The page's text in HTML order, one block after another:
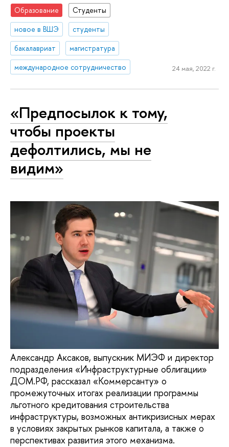
Образование
Студенты
новое в ВШЭ
студенты
бакалавриат
магистратура
международное сотрудничество
24 мая, 2022 г.
«Предпосылок к тому,
чтобы проекты
дефолтились, мы не
видим»
Александр Аксаков, выпускник МИЭФ и директор
подразделения «Инфраструктурные облигации»
ДОМ.РФ, рассказал «Коммерсанту» о
промежуточных итогах реализации программы
льготного кредитования строительства
инфраструктуры, возможных антикризисных мерах
в условиях закрытых рынков капитала, а также о
перспективах развития этого механизма.